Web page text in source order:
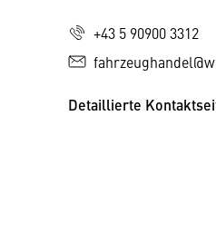
+43 5 90900 3312
Detaillierte